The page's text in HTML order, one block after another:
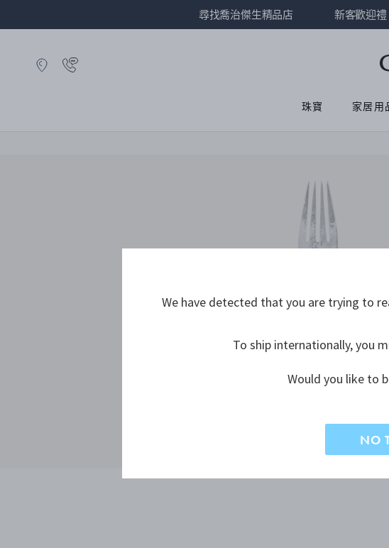
尋找喬治傑生精品店 新客歡迎禮
珠寶 家居用
We have detected that you are trying to
To ship internationally, you
Would you like to
NO